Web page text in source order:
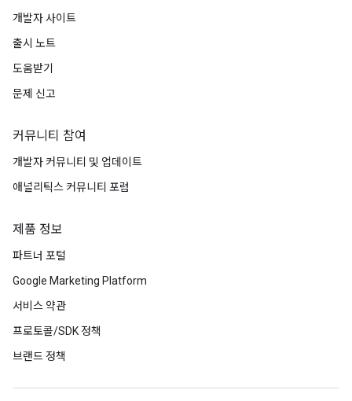
개발자 사이트
출시 노트
도움받기
문제 신고
커뮤니티 참여
개발자 커뮤니티 및 업데이트
애널리틱스 커뮤니티 포럼
제품 정보
파트너 포털
Google Marketing Platform
서비스 약관
프로토콜/SDK 정책
브랜드 정책